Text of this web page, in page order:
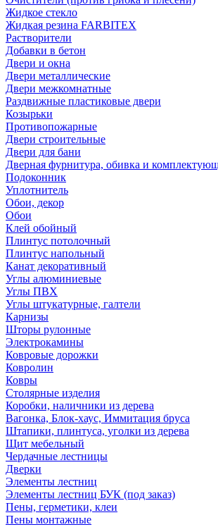
Жидкое стекло
Жидкая резина FARBITEX
Растворители
Добавки в бетон
Двери и окна
Двери металлические
Двери межкомнатные
Раздвижные пластиковые двери
Козырьки
Противопожарные
Двери строительные
Двери для бани
Дверная фурнитура, обивка и
Подоконник
Уплотнитель
Обои, декор
Обои
Клей обойный
Плинтус потолочный
Плинтус напольный
Канат декоративный
Углы алюминиевые
Углы ПВХ
Углы штукатурные, галтели
Карнизы
Шторы рулонные
Электрокамины
Ковровые дорожки
Ковролин
Ковры
Столярные изделия
Коробки, наличники из дерева
Вагонка, Блок-хаус, Иммитация бруса
Штапики, плинтуса, уголки из дерева
Щит мебельный
Чердачные лестницы
Дверки
Элементы лестниц
Элементы лестниц БУК (под заказ)
Пены, герметики, клеи
Пены монтажные